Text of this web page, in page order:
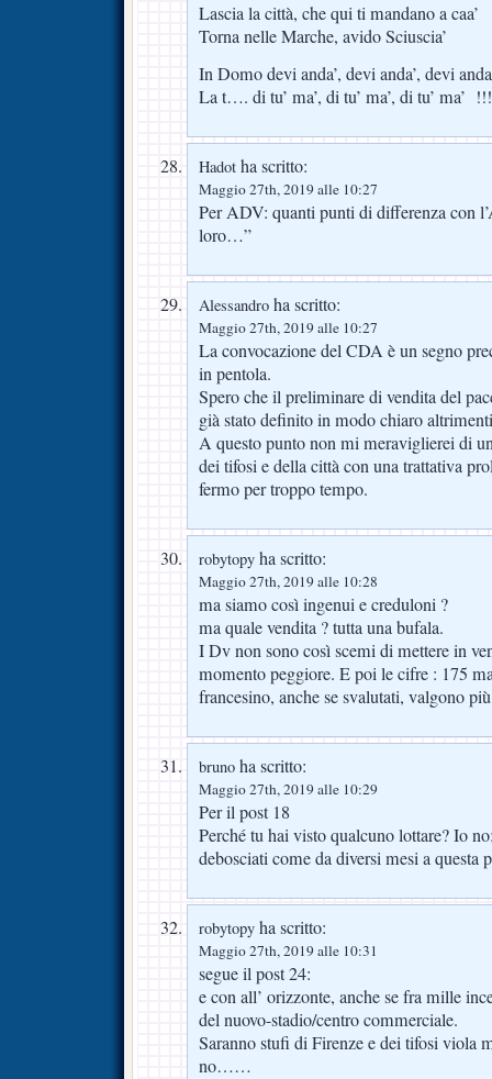
Lascia la città, che qui ti mandano a caa’
Torna nelle Marche, avido Sciuscia’
In Domo devi anda’, devi anda’, devi
La t…. di tu’ ma’, di tu’ ma’, di tu’ ma’ !!!
Hadot ha scritto:
Maggio 27th, 2019 alle 10:27
Per ADV: quanti punti di differenza con
loro…”
Alessandro ha scritto:
Maggio 27th, 2019 alle 10:27
La convocazione del CDA è un segno
in pentola.
Spero che il preliminare di vendita del
già stato definito in modo chiaro
A questo punto non mi meraviglierei di
dei tifosi e della città con una trattativa
fermo per troppo tempo.
robytopy ha scritto:
Maggio 27th, 2019 alle 10:28
ma siamo così ingenui e creduloni ?
ma quale vendita ? tutta una bufala.
I Dv non sono così scemi di mettere in
momento peggiore. E poi le cifre : 175
francesino, anche se svalutati, valgono
bruno ha scritto:
Maggio 27th, 2019 alle 10:29
Per il post 18
Perché tu hai visto qualcuno lottare? Io
debosciati come da diversi mesi a questa
robytopy ha scritto:
Maggio 27th, 2019 alle 10:31
segue il post 24:
e con all’ orizzonte, anche se fra mille
del nuovo-stadio/centro commerciale.
Saranno stufi di Firenze e dei tifosi viola
no……